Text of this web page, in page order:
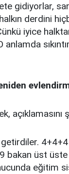
gidiyorlar,
derdini
iyice
açıklamasını
bakan üst
eğitim